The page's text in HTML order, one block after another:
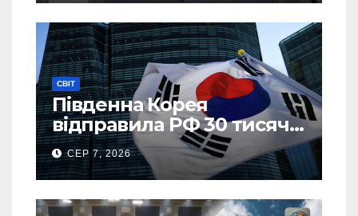
СВІТ
Південна Корея
відправила РФ 30 тисяч
тонн авіапалива
СЕР 7, 2026